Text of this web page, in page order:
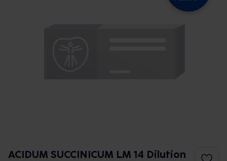
ACIDUM SUCCINICUM LM 14 Dilution